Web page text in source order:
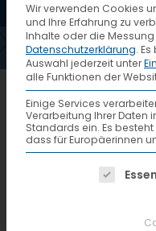
HOME
Wir verwenden Cookies
und Ihre Erfahrung zu
Inhalte oder die
Datenschutzerklärung. Es
Auswahl jederzeit unter
alle Funktionen der
Einige Services
Verarbeitung Ihrer Daten
Standards ein. Es
dass für Europäerinnen
Es folgt eine